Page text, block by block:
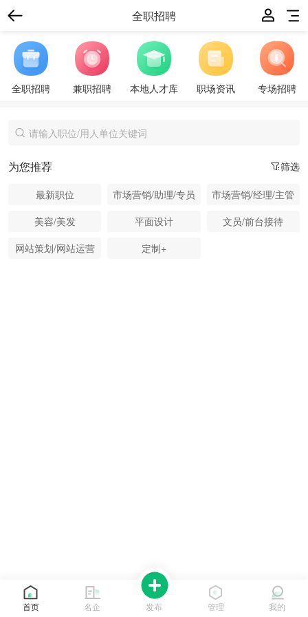
全职招聘
全职招聘 兼职招聘 本地人才库 职场资讯 专场招聘
筛选
为您推荐
最新职位 市场营销/助理/专员
市场营销/经理/主管
美容/美发
平面设计
文员/前台接待
网站策划/网站运营
定制+
首页 名企 发布 管理 我的